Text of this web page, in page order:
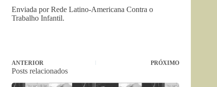
Enviada por Rede Latino-Americana Contra o
Trabalho Infantil.
ANTERIOR PRÓXIMO
Posts relacionados